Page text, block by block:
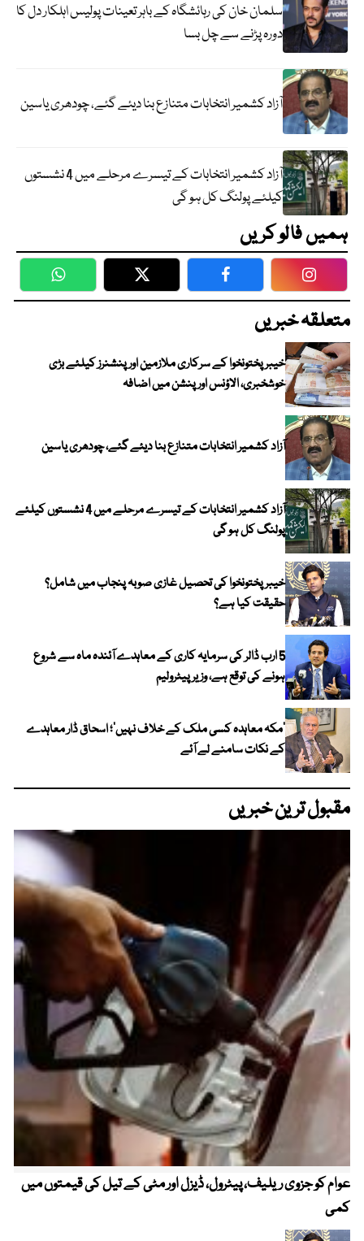
سلمان خان کی رہائشگاہ کے باہر تعینات پولیس اہلکار دل کا
دورہ پڑنے سے چل بسا
آزاد کشمیر انتخابات متنازع بنا دیئے گئے، چودھری یاسین
آزاد کشمیر انتخابات کے تیسرے مرحلے میں 4 نشستوں
کیلئے پولنگ کل ہو گی
ہمیں فالو کریں
WhatsApp Twitter Facebook
متعلقہ خبریں
خیبرپختونخوا کے سرکاری ملازمین اور پنشنرز کیلئے بڑی
خوشخبری، الاؤنس اور پنشن میں اضافہ
آزاد کشمیر انتخابات متنازع بنا دیئے گئے، چودھری یاسین
آزاد کشمیر انتخابات کے تیسرے مرحلے میں 4 نشستوں کیلئے
پولنگ کل ہو گی
خیبر پختونخوا کی تحصیل غازی صوبہ پنجاب میں شامل؟
حقیقت کیا ہے؟
5 ارب ڈالر کی سرمایہ کاری کے معاہدے آئندہ ماہ سے شروع
ہونے کی توقع ہے، وزیر پیٹرولیم
‘مکہ معاہدہ کسی ملک کے خلاف نہیں’؛ اسحاق ڈار معاہدے
کے نکات سامنے لے آئے
مقبول ترین خبریں
عوام کو جزوی ریلیف، پیٹرول، ڈیزل اور مٹی کے تیل کی قیمتوں میں
کمی